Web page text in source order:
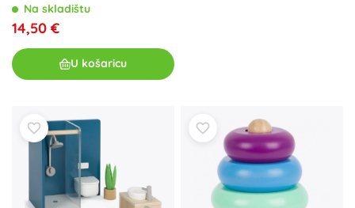
Na skladištu
14,50 €
U košaricu